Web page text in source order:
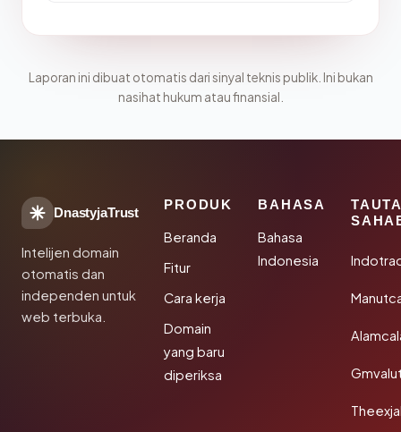
Laporan ini dibuat otomatis dari sinyal teknis publik. Ini bukan
nasihat hukum atau finansial.
DnastyjaTrust
Intelijen domain
otomatis dan
independen untuk
web terbuka.
PRODUK
Beranda
Fitur
Cara kerja
Domain
yang baru
diperiksa
BAHASA
Bahasa
Indonesia